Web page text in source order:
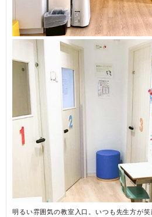
明るい雰囲気の教室入口。いつも先生方が笑